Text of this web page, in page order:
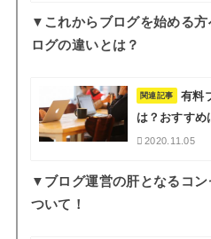
▼これからブログを始める
ログの違いとは？
関連記事
有料
は？おすすめ
2020.11.05
▼ブログ運営の肝となるコ
ついて！